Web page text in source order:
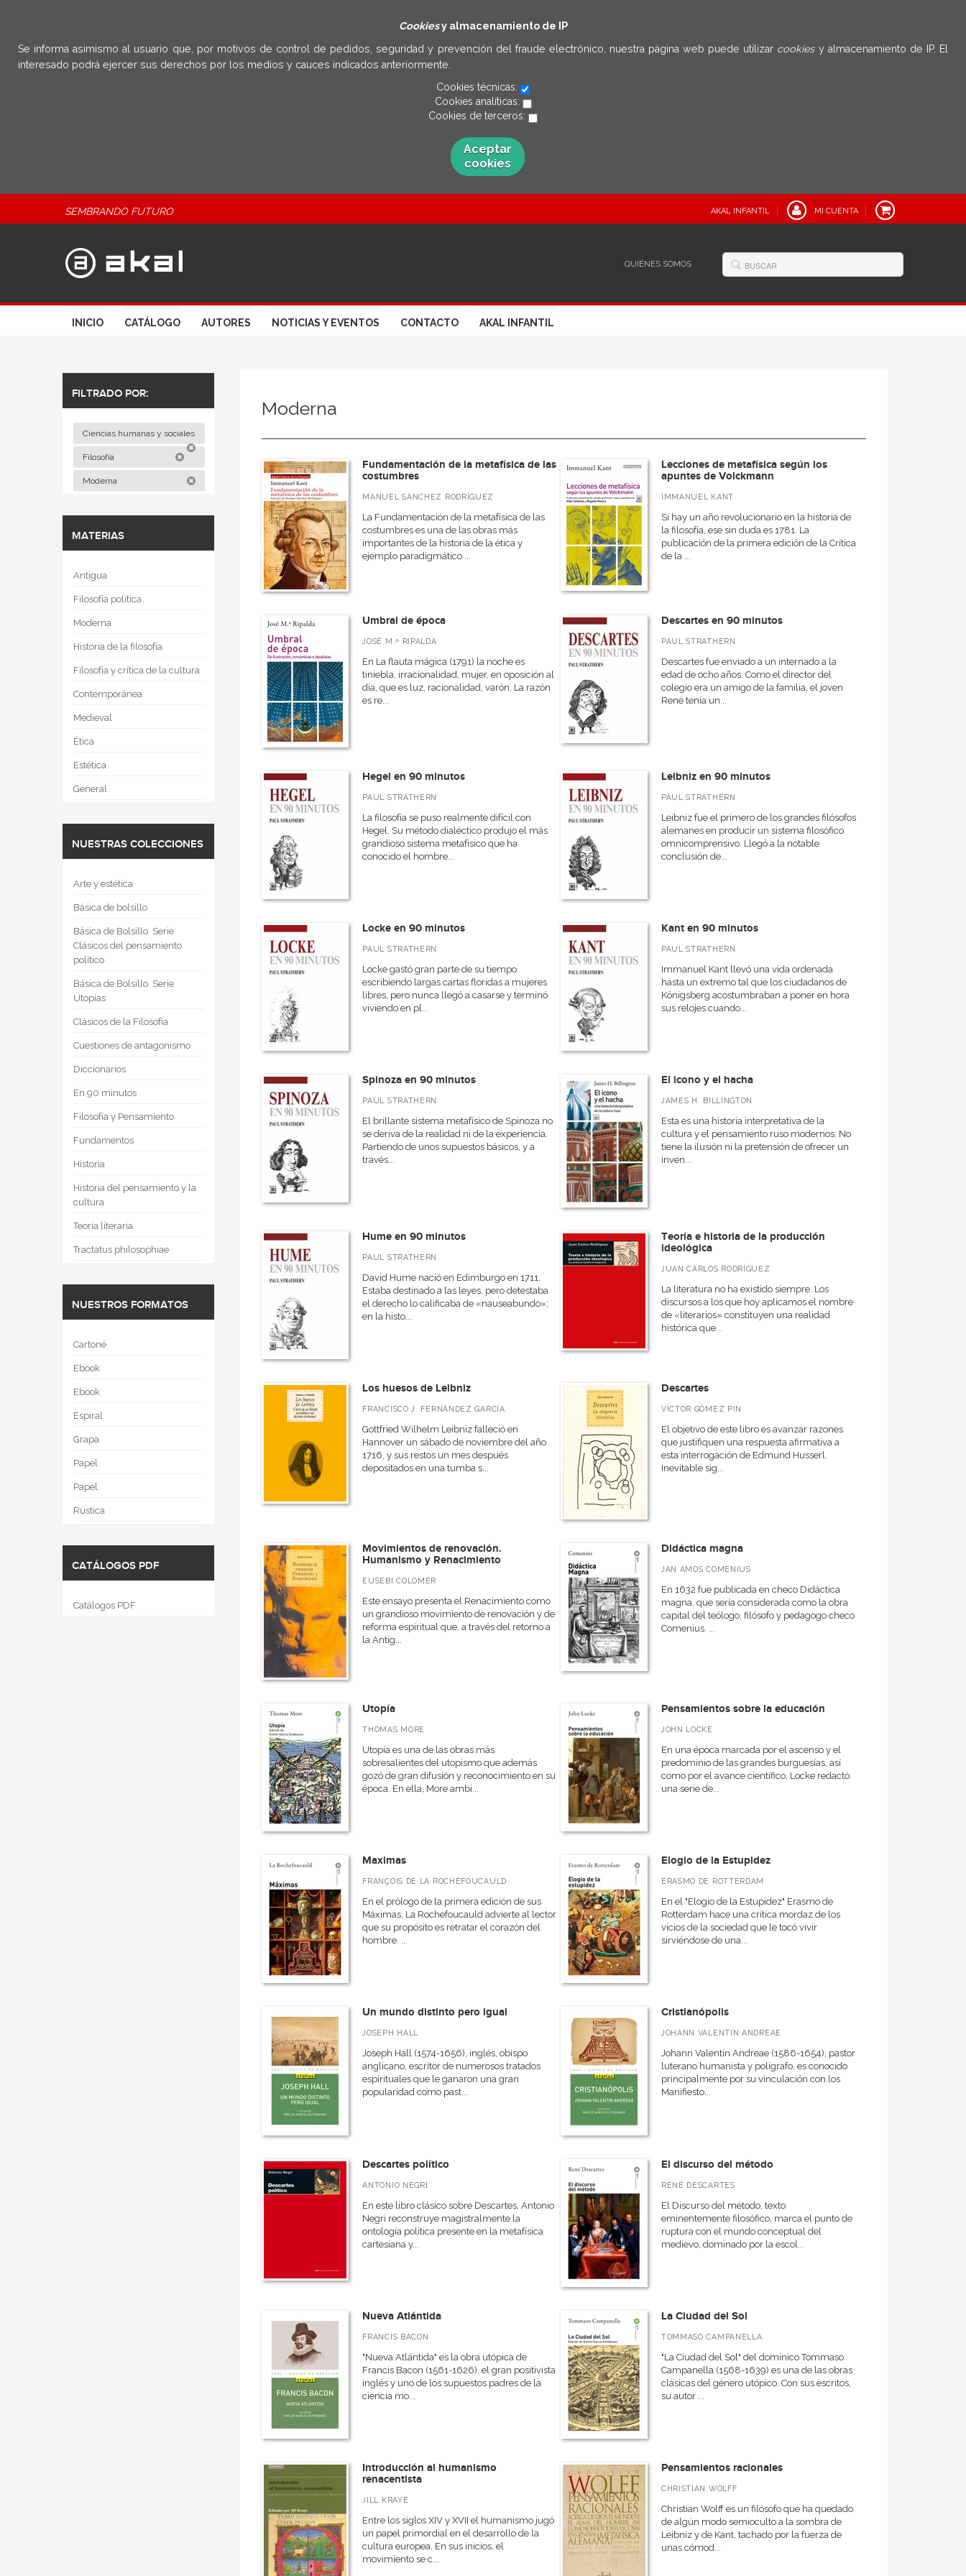
Cookiesy almacenamiento de IP
Se informa asimismo al usuario que, por motivos de control de pedidos, seguridad y prevención del fraude electrónico, nuestra página web puede utilizar cookies y almacenamiento de IP. El
interesado podrá ejercer sus derechos por los medios y cauces indicados anteriormente.
Cookies técnicas:
Cookies analíticas:
Cookies de terceros:
Aceptar
cookies
SEMBRANDO FUTURO AKAL INFANTIL MI CUENTA
QUIÉNES SOMOS
INICIO CATÁLOGO AUTORES NOTICIAS Y EVENTOS CONTACTO AKAL INFANTIL
FILTRADO POR:
Ciencias humanas y sociales
Filosofía
Moderna
MATERIAS
Antigua
Filosofía política
Moderna
Historia de la filosofía
Filosofía y crítica de la cultura
Contemporánea
Medieval
Ética
Estética
General
NUESTRAS COLECCIONES
Arte y estética
Básica de bolsillo
Básica de Bolsillo  Serie
Clásicos del pensamiento
político
Básica de Bolsillo  Serie
Utopías
Clásicos de la Filosofía
Cuestiones de antagonismo
Diccionarios
En 90 minutos
Filosofía y Pensamiento
Fundamentos
Historia
Historia del pensamiento y la
cultura
Teoría literaria
Tractatus philosophiae
NUESTROS FORMATOS
Cartoné
Ebook
Ebook
Espiral
Grapa
Papel
Papel
Rústica
CATÁLOGOS PDF
Catálogos PDF
Moderna
Fundamentación de la metafísica de las
costumbres
MANUEL SÁNCHEZ RODRÍGUEZ
La Fundamentación de la metafísica de las
costumbres es una de las obras más
importantes de la historia de la ética y
ejemplo paradigmático ...
Lecciones de metafísica según los
apuntes de Volckmann
IMMANUEL KANT
Si hay un año revolucionario en la historia de
la filosofía, ese sin duda es 1781. La
publicación de la primera edición de la Crítica
de la ...
Umbral de época
JOSÉ M.ª RIPALDA
En La flauta mágica (1791) la noche es
tiniebla, irracionalidad, mujer, en oposición al
día, que es luz, racionalidad, varón. La razón
es re...
Descartes en 90 minutos
PAUL STRATHERN
Descartes fue enviado a un internado a la
edad de ocho años. Como el director del
colegio era un amigo de la familia, el joven
René tenía un...
Hegel en 90 minutos
PAUL STRATHERN
La filosofía se puso realmente difícil con
Hegel. Su método dialéctico produjo el más
grandioso sistema metafísico que ha
conocido el hombre...
Leibniz en 90 minutos
PAUL STRATHERN
Leibniz fue el primero de los grandes filósofos
alemanes en producir un sistema filosófico
omnicomprensivo. Llegó a la notable
conclusión de...
Locke en 90 minutos
PAUL STRATHERN
Locke gastó gran parte de su tiempo
escribiendo largas cartas floridas a mujeres
libres, pero nunca llegó a casarse y terminó
viviendo en pl...
Kant en 90 minutos
PAUL STRATHERN
Immanuel Kant llevó una vida ordenada
hasta un extremo tal que los ciudadanos de
Königsberg acostumbraban a poner en hora
sus relojes cuando...
Spinoza en 90 minutos
PAUL STRATHERN
El brillante sistema metafísico de Spinoza no
se deriva de la realidad ni de la experiencia.
Partiendo de unos supuestos básicos, y a
través...
El icono y el hacha
JAMES H. BILLINGTON
Esta es una historia interpretativa de la
cultura y el pensamiento ruso modernos. No
tiene la ilusión ni la pretensión de ofrecer un
inven...
Hume en 90 minutos
PAUL STRATHERN
David Hume nació en Edimburgo en 1711.
Estaba destinado a las leyes, pero detestaba
el derecho lo calificaba de «nauseabundo»;
en la histo...
Teoría e historia de la producción
ideológica
JUAN CARLOS RODRÍGUEZ
La literatura no ha existido siempre. Los
discursos a los que hoy aplicamos el nombre
de «literarios» constituyen una realidad
histórica que...
Los huesos de Leibniz
FRANCISCO J. FERNÁNDEZ GARCÍA
Gottfried Wilhelm Leibniz falleció en
Hannover un sábado de noviembre del año
1716, y sus restos un mes después
depositados en una tumba s...
Descartes
VÍCTOR GÓMEZ PIN
El objetivo de este libro es avanzar razones
que justifiquen una respuesta afirmativa a
esta interrogación de Edmund Husserl.
Inevitable sig...
Movimientos de renovación.
Humanismo y Renacimiento
EUSEBI COLOMER
Este ensayo presenta el Renacimiento como
un grandioso movimiento de renovación y de
reforma espiritual que, a través del retorno a
la Antig...
Didáctica magna
JAN AMOS COMENIUS
En 1632 fue publicada en checo Didáctica
magna, que sería considerada como la obra
capital del teólogo, filósofo y pedagogo checo
Comenius. ...
Utopía
THOMAS MORE
Utopía es una de las obras más
sobresalientes del utopismo que además
gozó de gran difusión y reconocimiento en su
época. En ella, More ambi...
Pensamientos sobre la educación
JOHN LOCKE
En una época marcada por el ascenso y el
predominio de las grandes burguesías, así
como por el avance científico, Locke redactó
una serie de...
Maximas
FRANÇOIS DE LA ROCHEFOUCAULD
En el prólogo de la primera edición de sus
Máximas, La Rochefoucauld advierte al lector
que su propósito es retratar el corazón del
hombre. ...
Elogio de la Estupidez
ERASMO DE ROTTERDAM
En el "Elogio de la Estupidez" Erasmo de
Rotterdam hace una crítica mordaz de los
vicios de la sociedad que le tocó vivir
sirviéndose de una...
Un mundo distinto pero igual
JOSEPH HALL
Joseph Hall (1574-1656), inglés, obispo
anglicano, escritor de numerosos tratados
espirituales que le ganaron una gran
popularidad como past...
Cristianópolis
JOHANN VALENTIN ANDREAE
Johann Valentin Andreae (1586-1654), pastor
luterano humanista y polígrafo, es conocido
principalmente por su vinculación con los
Manifiesto...
Descartes político
ANTONIO NEGRI
En este libro clásico sobre Descartes, Antonio
Negri reconstruye magistralmente la
ontología política presente en la metafísica
cartesiana y...
El discurso del método
RENÉ DESCARTES
El Discurso del método, texto
eminentemente filosófico, marca el punto de
ruptura con el mundo conceptual del
medievo, dominado por la escol...
Nueva Atlántida
FRANCIS BACON
"Nueva Atlántida" es la obra utópica de
Francis Bacon (1561-1626), el gran positivista
inglés y uno de los supuestos padres de la
ciencia mo...
La Ciudad del Sol
TOMMASO CAMPANELLA
"La Ciudad del Sol" del dominico Tommaso
Campanella (1568-1639) es una de las obras
clásicas del género utópico. Con sus escritos,
su autor ...
Introducción al humanismo
renacentista
JILL KRAYE
Entre los siglos XIV y XVII el humanismo jugó
un papel primordial en el desarrollo de la
cultura europea. En sus inicios, el
movimiento se c...
Pensamientos racionales
CHRISTIAN WOLFF
Christian Wolff es un filósofo que ha quedado
de algún modo semioculto a la sombra de
Leibniz y de Kant, tachado por la fuerza de
unas cómod...